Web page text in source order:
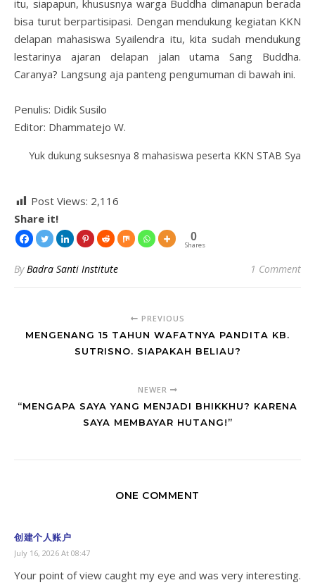
itu, siapapun, khususnya warga Buddha dimanapun berada
bisa turut berpartisipasi. Dengan mendukung kegiatan KKN
delapan mahasiswa Syailendra itu, kita sudah mendukung
lestarinya ajaran delapan jalan utama Sang Buddha.
Caranya? Langsung aja panteng pengumuman di bawah ini.
Penulis: Didik Susilo
Editor: Dhammatejo W.
Yuk dukung suksesnya 8 mahasiswa peserta KKN STAB
Post Views: 2,116
Share it!
0
Shares
ByBadra Santi Institute 1 Comment
PREVIOUS
MENGENANG 15 TAHUN WAFATNYA PANDITA KB.
SUTRISNO. SIAPAKAH BELIAU?
NEWER
“MENGAPA SAYA YANG MENJADI BHIKKHU? KARENA
SAYA MEMBAYAR HUTANG!”
ONE COMMENT
创建个人账户
July 16, 2026 At 08:47
Your point of view caught my eye and was very interesting.